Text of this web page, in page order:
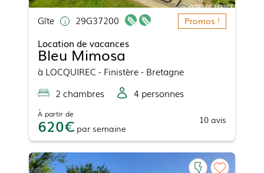
Gîte 29G37200 Promos !
Location de vacances
Bleu Mimosa
à LOCQUIREC- Finistère - Bretagne
2 chambres 4 personnes
À partir de
620 par semaine
10 avis